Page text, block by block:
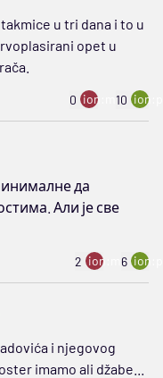
u tri dana i to u
opet u
0 ion:minus
10
да
Али је све
2 ion:minus
6
i njegovog
imamo ali džabe...